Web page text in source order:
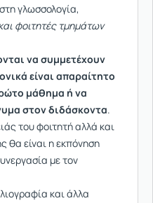
γλωσσολογία,
φοιτητές τμημάτων
να συμμετέχουν
είναι απαραίτητο
μάθημα ή να
στον διδάσκοντα.
του φοιτητή αλλά και
θα είναι η εκπόνηση
με τον
και άλλα